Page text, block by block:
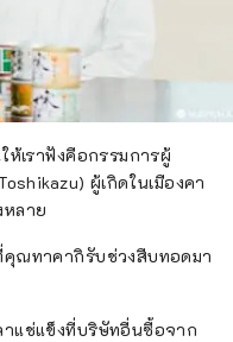
ห้เราฟังคือกรรมการผู้
ผู้เกิดในเมืองคา
หลาย
คุณทาคากิรับช่วงสืบทอดมา
าแช่แข็งที่บริษัทอื่นซื้อจาก